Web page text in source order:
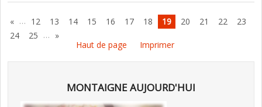
« … 12 13 14 15 16 17 18 19 20 21 22
23
24
25 … »
Haut de page
Imprimer
MONTAIGNE AUJOURD'HUI